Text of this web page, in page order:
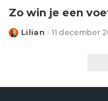
Zo win je een
Posted
Lilian 11 december